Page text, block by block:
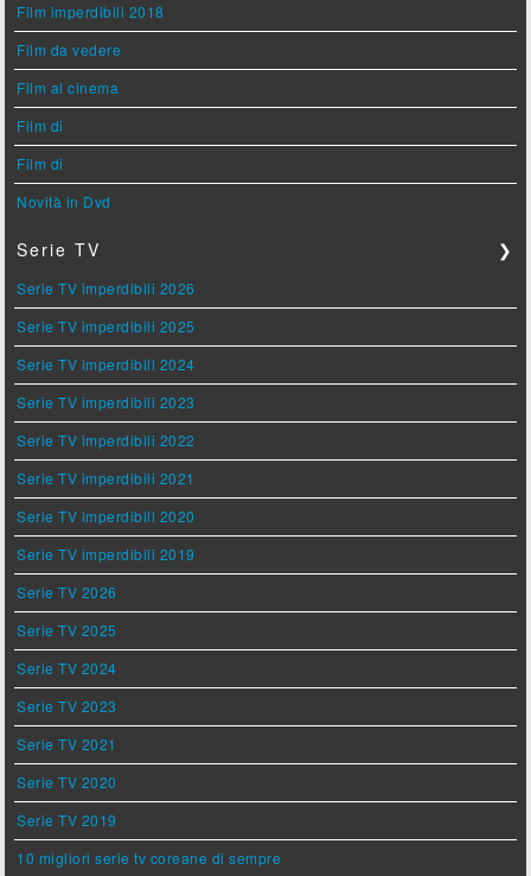
Film imperdibili 2018
Film da vedere
Film al cinema
Film di
Film di
Novità in Dvd
Serie TV ❯
Serie TV imperdibili 2026
Serie TV imperdibili 2025
Serie TV imperdibili 2024
Serie TV imperdibili 2023
Serie TV imperdibili 2022
Serie TV imperdibili 2021
Serie TV imperdibili 2020
Serie TV imperdibili 2019
Serie TV 2026
Serie TV 2025
Serie TV 2024
Serie TV 2023
Serie TV 2021
Serie TV 2020
Serie TV 2019
10 migliori serie tv coreane di sempre